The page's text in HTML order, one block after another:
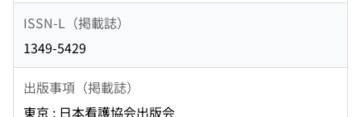
ISSN-L（掲載誌）
1349-5429
出版事項（掲載誌）
東京 : 日本看護協会出版会